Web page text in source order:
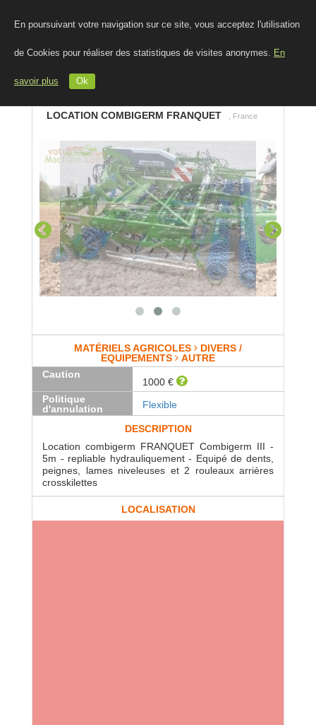
En poursuivant votre navigation sur ce site, vous acceptez l'utilisation
de Cookies pour réaliser des statistiques de visites anonymes. En
savoir plus Ok
LOCATION COMBIGERM FRANQUET , France
MATÉRIELS AGRICOLES
DIVERS /
EQUIPEMENTS
AUTRE
Caution
1000 €
Politique
d'annulation
Flexible
DESCRIPTION
Location combigerm FRANQUET Combigerm III -
5m - repliable hydrauliquement - Equipé de dents,
peignes, lames niveleuses et 2 rouleaux arrières
crosskilettes
LOCALISATION